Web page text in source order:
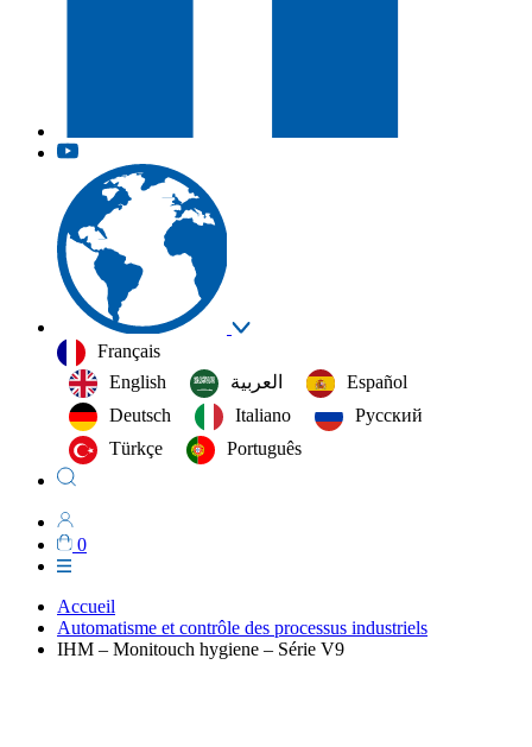
Français
English
العربية‏
Español
Deutsch
Italiano
Русский
Türkçe
Português
0
Accueil
Automatisme et contrôle des processus industriels
IHM – Monitouch hygiene – Série V9